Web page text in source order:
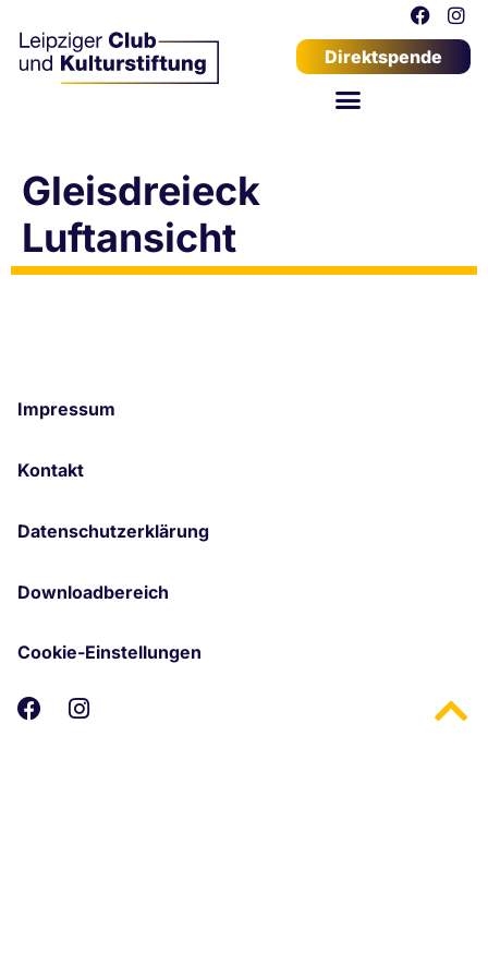
Direktspende
Gleisdreieck
Luftansicht
Impressum
Kontakt
Datenschutzerklärung
Downloadbereich
Cookie-Einstellungen